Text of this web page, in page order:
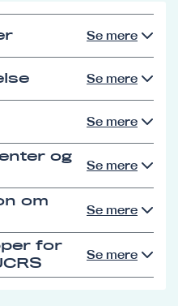
Se mere
Se mere
Se mere
og
Se mere
om
Se mere
for
Se mere